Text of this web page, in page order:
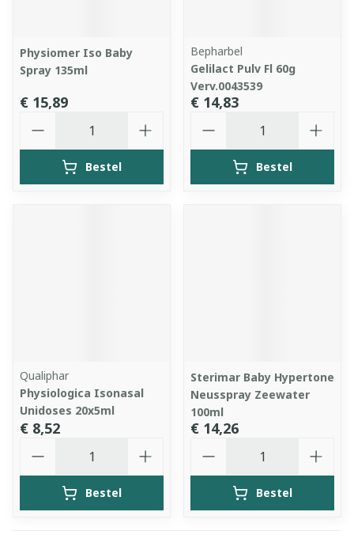
Physiomer Iso Baby
Spray 135ml
€ 15,89
Bestel
Bepharbel
Gelilact Pulv Fl 60g
Verv.0043539
€ 14,83
Bestel
Qualiphar
Physiologica Isonasal
Unidoses 20x5ml
€ 8,52
Bestel
Sterimar Baby Hypertone
Neusspray Zeewater
100ml
€ 14,26
Bestel